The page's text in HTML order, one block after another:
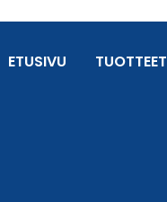
ETUSIVU TUOTTEET